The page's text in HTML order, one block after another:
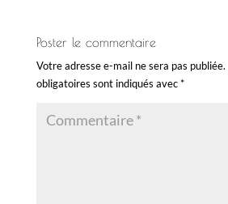
Poster le commentaire
Votre adresse e-mail ne sera pas publiée.
obligatoires sont indiqués avec*